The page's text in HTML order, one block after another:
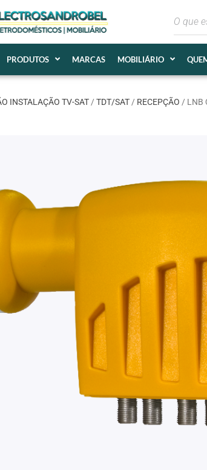
PRODUTOS MARCAS MOBILIÁRIO
INSTALAÇÃO TV-SAT/ TDT/SAT/ RECEPÇÃO / LNB